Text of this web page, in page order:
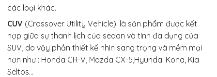
các loại khác.
CUV (Crossover Utility Vehicle): là sản phẩm được kết
hợp giữa sự thanh lịch của sedan và tính đa dụng của
SUV, do vậy phần thiết kế nhìn sang trọng và mềm mại
hơn như : Honda CR-V, Mazda CX-5,Hyundai Kona, Kia
Seltos…